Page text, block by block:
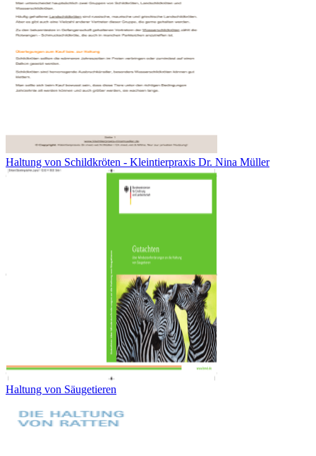
Haltung von Schildkröten - Kleintierpraxis Dr. Nina Müller
Haltung von Säugetieren